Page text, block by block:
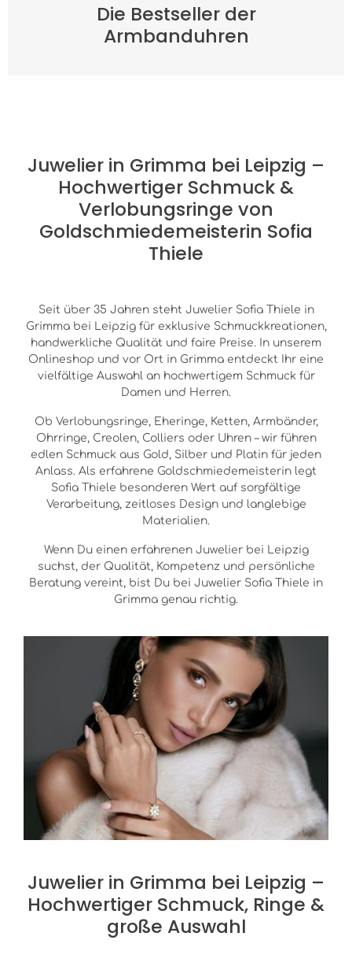
Die Bestseller der
Armbanduhren
Juwelier in Grimma bei Leipzig –
Hochwertiger Schmuck &
Verlobungsringe von
Goldschmiedemeisterin Sofia
Thiele
Seit über 35 Jahren steht Juwelier Sofia Thiele in
Grimma bei Leipzig für exklusive Schmuckkreationen,
handwerkliche Qualität und faire Preise. In unserem
Onlineshop und vor Ort in Grimma entdeckt Ihr eine
vielfältige Auswahl an hochwertigem Schmuck für
Damen und Herren.
Ob Verlobungsringe, Eheringe, Ketten, Armbänder,
Ohrringe, Creolen, Colliers oder Uhren – wir führen
edlen Schmuck aus Gold, Silber und Platin für jeden
Anlass. Als erfahrene Goldschmiedemeisterin legt
Sofia Thiele besonderen Wert auf sorgfältige
Verarbeitung, zeitloses Design und langlebige
Materialien.
Wenn Du einen erfahrenen Juwelier bei Leipzig
suchst, der Qualität, Kompetenz und persönliche
Beratung vereint, bist Du bei Juwelier Sofia Thiele in
Grimma genau richtig.
Juwelier in Grimma bei Leipzig –
Hochwertiger Schmuck, Ringe &
große Auswahl